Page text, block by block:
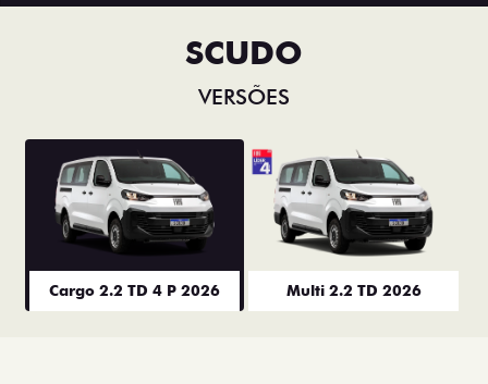
SCUDO
VERSÕES
Cargo 2.2 TD 4 P 2026 Multi 2.2 TD 2026